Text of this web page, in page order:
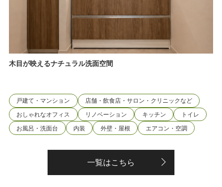
木目が映えるナチュラル洗面空間
戸建て・マンション
店舗・飲食店・サロン・クリニックなど
おしゃれなオフィス
リノベーション キッチン
トイレ
お風呂・洗面台
内装 外壁・屋根 エアコン・空調
一覧はこちら